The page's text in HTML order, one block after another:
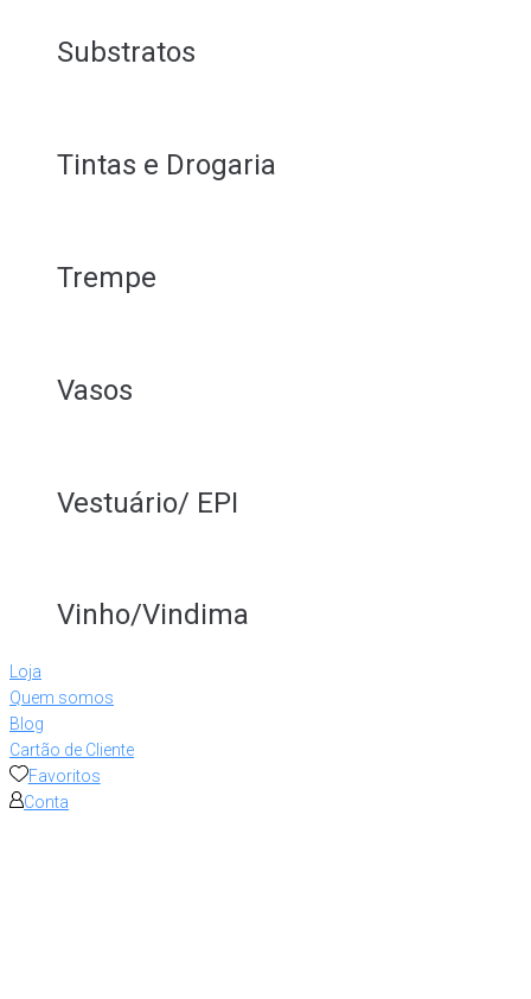
Substratos
Tintas e Drogaria
Trempe
Vasos
Vestuário/ EPI
Vinho/Vindima
Loja
Quem somos
Blog
Cartão de Cliente
Favoritos
Conta